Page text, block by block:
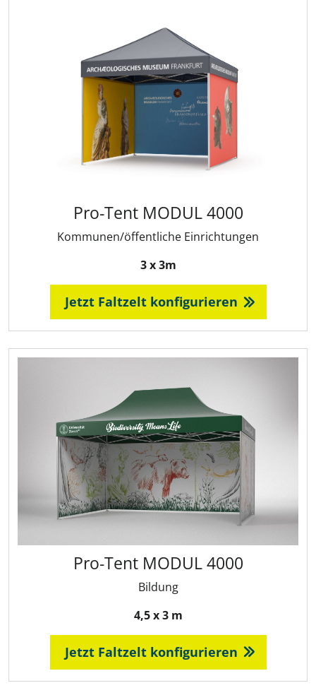
Pro-Tent MODUL 4000
Kommunen/öffentliche Einrichtungen
3 x 3m
Jetzt Faltzelt konfigurieren
Pro‑Tent MODUL 4000
Bildung
4,5 x 3 m
Jetzt Faltzelt konfigurieren